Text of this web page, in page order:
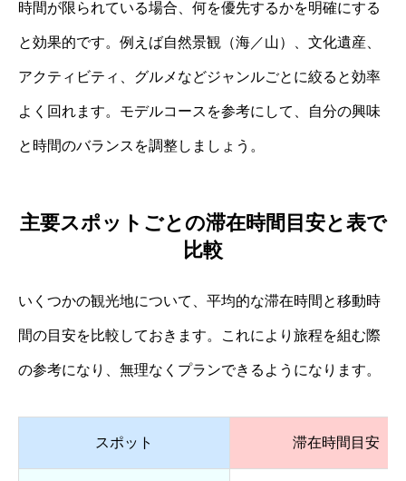
時間が限られている場合、何を優先するかを明確にする
と効果的です。例えば自然景観（海／山）、文化遺産、
アクティビティ、グルメなどジャンルごとに絞ると効率
よく回れます。モデルコースを参考にして、自分の興味
と時間のバランスを調整しましょう。
主要スポットごとの滞在時間目安と表で
比較
いくつかの観光地について、平均的な滞在時間と移動時
間の目安を比較しておきます。これにより旅程を組む際
の参考になり、無理なくプランできるようになります。
スポット 滞在時間目安